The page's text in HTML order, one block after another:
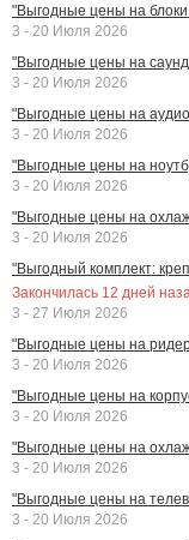
"Выгодные цены на
3 - 20 Июля 2026
"Выгодные цены на
3 - 20 Июля 2026
"Выгодные цены на
3 - 20 Июля 2026
"Выгодные цены на
3 - 20 Июля 2026
"Выгодные цены на
3 - 20 Июля 2026
"Выгодный комплект:
Закончилась 12 дней
3 - 27 Июля 2026
"Выгодные цены на
3 - 20 Июля 2026
"Выгодные цены на
3 - 20 Июля 2026
"Выгодные цены на
3 - 20 Июля 2026
"Выгодные цены на
3 - 20 Июля 2026